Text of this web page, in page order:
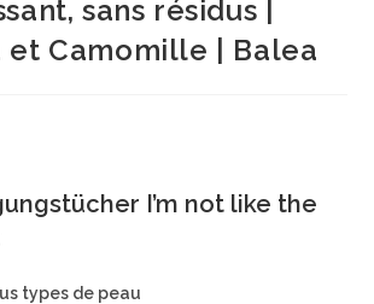
sans résidus |
et Camomille | Balea
I’m not like the
types de peau